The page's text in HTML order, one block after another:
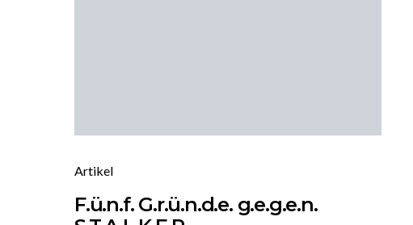
Artikel
F.ü.n.f. G.r.ü.n.d.e. g.e.g.e.n.